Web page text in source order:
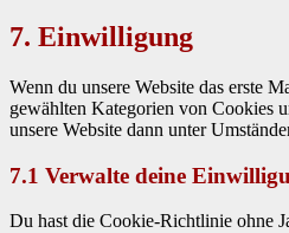
7. Einwilligung
Wenn du unsere Web­site das erste
gewählten Kat­e­gorien von Cook­ies
unsere Web­site dann unter
7.1 Verwalte deine
Du hast die Cook­ie-Richtlin­ie ohne